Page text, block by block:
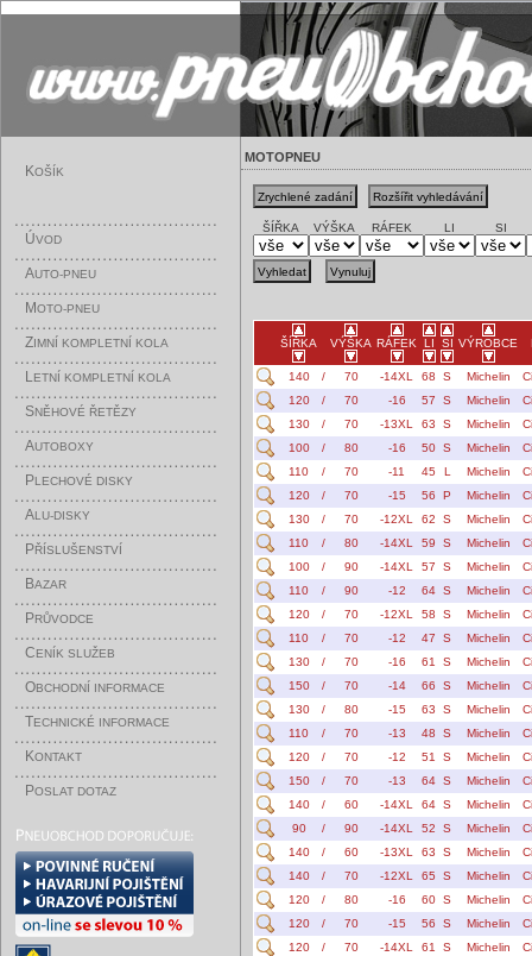
KOŠÍK
ÚVOD
AUTO-PNEU
MOTO-PNEU
ZIMNÍ KOMPLETNÍ KOLA
LETNÍ KOMPLETNÍ KOLA
SNĚHOVÉ ŘETĚZY
AUTOBOXY
PLECHOVÉ DISKY
ALU-DISKY
PŘÍSLUŠENSTVÍ
BAZAR
PRŮVODCE
CENÍK SLUŽEB
OBCHODNÍ INFORMACE
TECHNICKÉ INFORMACE
KONTAKT
POSLAT DOTAZ
MOTOPNEU
ŠÍŘKA VÝŠKA RÁFEK LI SI
ŠÍŘKA VÝŠKA RÁFEK LI SI VÝROBCE
140 / 70 -14XL 68 S Michelin
120
/ 70 -16 57 S Michelin
130
/ 70 -13XL 63 S Michelin
100
/ 80 -16 50 S Michelin
110
/ 70 -11 45 L Michelin
120
/ 70 -15 56 P Michelin
130
/ 70 -12XL 62 S Michelin
110
/ 80 -14XL 59 S Michelin
100
/ 90 -14XL 57 S Michelin
110
/ 90 -12 64 S Michelin
120
/ 70 -12XL 58 S Michelin
110
/ 70 -12 47 S Michelin
130
/ 70 -16 61 S Michelin
150
/ 70 -14 66 S Michelin
130
/ 80 -15 63 S Michelin
110
/ 70 -13 48 S Michelin
120
/ 70 -12 51 S Michelin
150
/ 70 -13 64 S Michelin
140
/ 60 -14XL 64 S Michelin
90
/ 90 -14XL 52 S Michelin
140
/ 60 -13XL 63 S Michelin
140
/ 70 -12XL 65 S Michelin
120
/ 80 -16 60 S Michelin
120
/ 70 -15 56 S Michelin
120
/ 70 -14XL 61 S Michelin